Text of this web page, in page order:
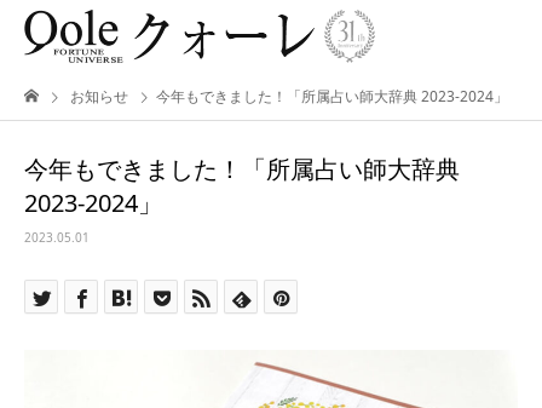
お知らせ 今年もできました！「所属占い師大辞典 2023-2024」
今年もできました！「所属占い師大辞典
2023-2024」
2023.05.01